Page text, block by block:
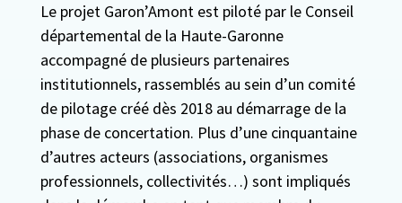
Le projet Garon’Amont est piloté par le Conseil
départemental de la Haute-Garonne
accompagné de plusieurs partenaires
institutionnels, rassemblés au sein d’un comité
de pilotage créé dès 2018 au démarrage de la
phase de concertation. Plus d’une cinquantaine
d’autres acteurs (associations, organismes
professionnels, collectivités…) sont impliqués